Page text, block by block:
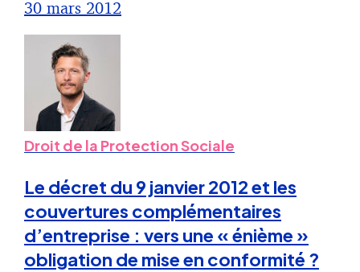
30 mars 2012
Droit de la Protection Sociale
Le décret du 9 janvier 2012 et les
couvertures complémentaires
d’entreprise : vers une « énième »
obligation de mise en conformité ?